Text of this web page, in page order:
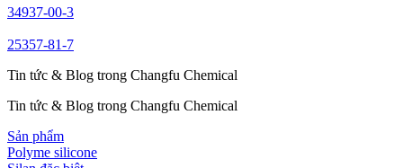
34937-00-3
25357-81-7
Tin tức & Blog trong Changfu Chemical
Tin tức & Blog trong Changfu Chemical
Sản phẩm
Polyme silicone